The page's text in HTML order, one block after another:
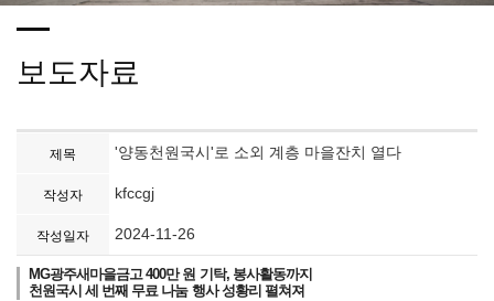
보도자료
제목 '양동천원국시'로 소외 계층 마을잔치 열다
작성자 kfccgj
작성일자 2024-11-26
MG광주새마을금고 400만 원 기탁, 봉사활동까지
천원국시 세 번째 무료 나눔 행사 성황리 펼쳐져